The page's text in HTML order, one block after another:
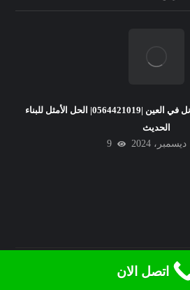
تصنيع وتركيب ساندوتش بانل في العين |0564421019| الحل الأمثل للبناء
الحديث
9
اتصل الان